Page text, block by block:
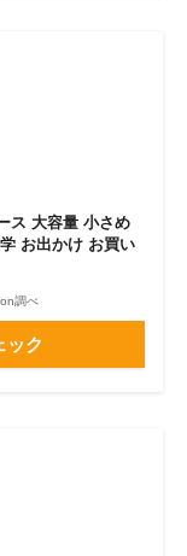
ス 大容量 小さめ
お出かけ お買い
調べ
ック